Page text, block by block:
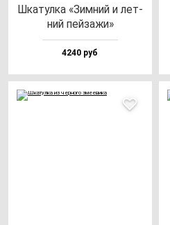
Шка­тул­ка «Зим­ний и лет­
ний пей­за­жи»
4240 руб